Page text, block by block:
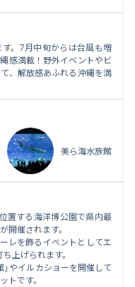
。7月中旬からは台風も増
感満載！野外イベントやビ
、解放感あふれる沖縄を満
美ら海水族館
置する海洋博公園で県内最
開催されます。
レを飾るイベントとしてエ
上げられます。
やイルカショーを開催して
トです。